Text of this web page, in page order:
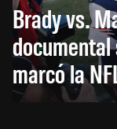
Brady vs.
marcó la